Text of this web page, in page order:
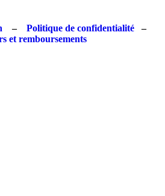
– Politique de confidentialité–
et remboursements